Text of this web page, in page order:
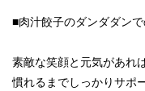
■肉汁餃子のダンダダン
素敵な笑顔と元気があれ
慣れるまでしっかりサポ